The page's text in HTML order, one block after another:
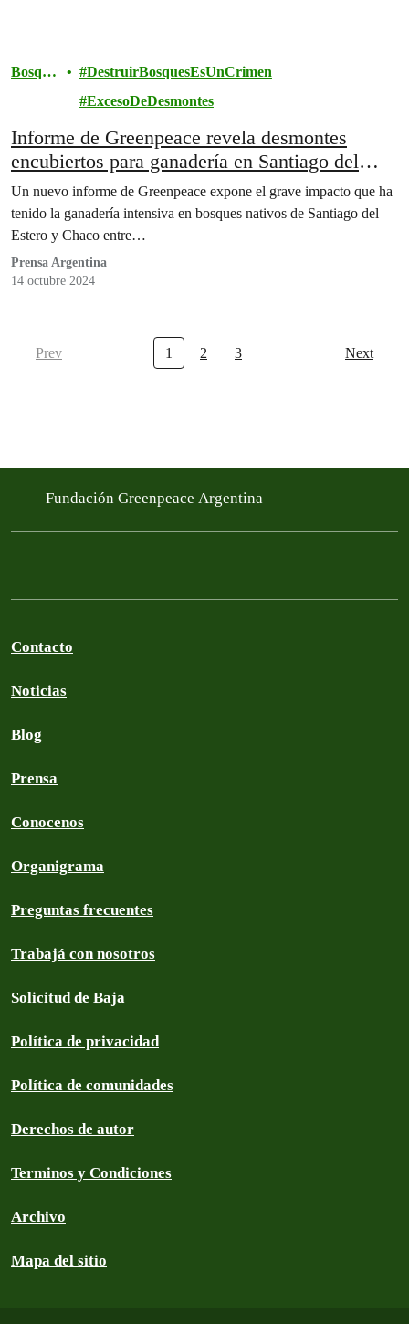
Bosque
DestruirBosquesEsUnCrimen
ExcesoDeDesmontes
Informe de Greenpeace revela desmontes
encubiertos para ganadería en Santiago del
Estero y Chaco
Un nuevo informe de Greenpeace expone el grave impacto que ha
tenido la ganadería intensiva en bosques nativos de Santiago del
Estero y Chaco entre…
Prensa Argentina
14 octubre 2024
Prev 1 2 3 Next
Fundación Greenpeace Argentina
Contacto
Noticias
Blog
Prensa
Conocenos
Organigrama
Preguntas frecuentes
Trabajá con nosotros
Solicitud de Baja
Política de privacidad
Política de comunidades
Derechos de autor
Terminos y Condiciones
Archivo
Mapa del sitio